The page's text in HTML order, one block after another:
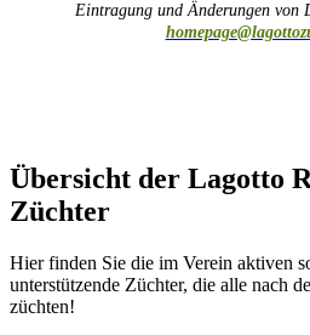
Eintragung und Änderungen von
Übersicht der Lagotto
Züchter
Hier finden Sie die im Verein aktiven
unterstützende Züchter, die alle nach
züchten!